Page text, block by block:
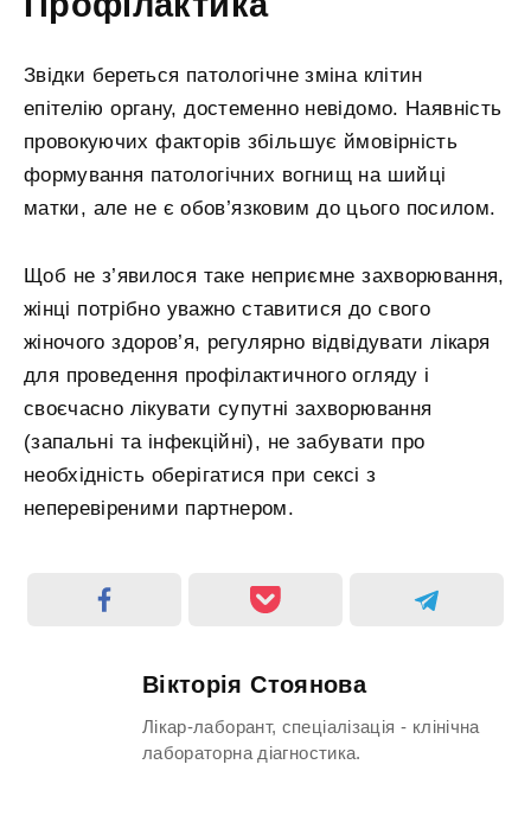
Звідки береться патологічне зміна клітин
епітелію органу, достеменно невідомо. Наявність
провокуючих факторів збільшує ймовірність
формування патологічних вогнищ на шийці
матки, але не є обов’язковим до цього посилом.
Щоб не з’явилося таке неприємне захворювання,
жінці потрібно уважно ставитися до свого
жіночого здоров’я, регулярно відвідувати лікаря
для проведення профілактичного огляду і
своєчасно лікувати супутні захворювання
(запальні та інфекційні), не забувати про
необхідність оберігатися при сексі з
неперевіреними партнером.
Вікторія Стоянова
Лікар-лаборант, спеціалізація - клінічна
лабораторна діагностика.